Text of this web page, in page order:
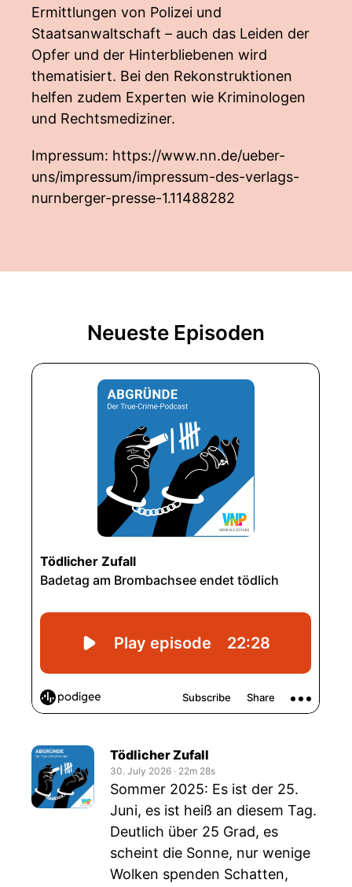
Ermittlungen von Polizei und
Staatsanwaltschaft – auch das Leiden der
Opfer und der Hinterbliebenen wird
thematisiert. Bei den Rekonstruktionen
helfen zudem Experten wie Kriminologen
und Rechtsmediziner.
Impressum: https://www.nn.de/ueber-
uns/impressum/impressum-des-verlags-
nurnberger-presse-1.11488282
Neueste Episoden
Tödlicher Zufall
30. July 2026 ‧ 22m 28s
Sommer 2025: Es ist der 25.
Juni, es ist heiß an diesem Tag.
Deutlich über 25 Grad, es
scheint die Sonne, nur wenige
Wolken spenden Schatten,